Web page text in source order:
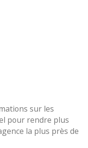
sur les
pour rendre plus
la plus près de